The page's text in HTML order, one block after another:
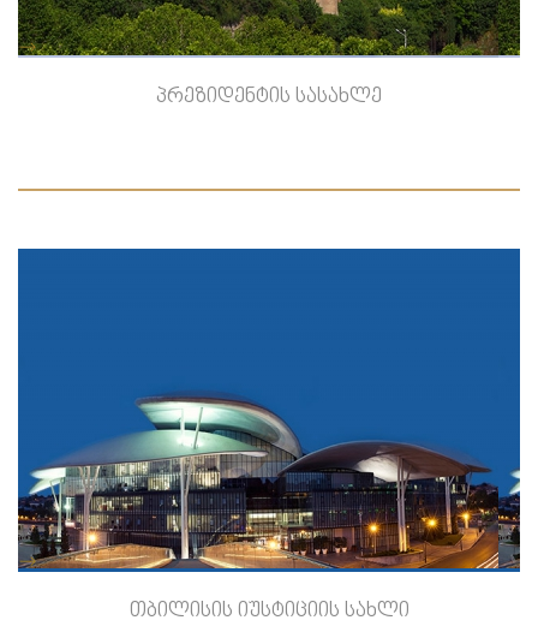
-->
პრეზიდენტის სასახლე
-->
თბილისის იუსტიციის სახლი